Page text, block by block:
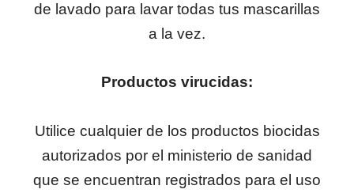
de lavado para lavar todas tus mascarillas
a la vez.
Productos virucidas:
Utilice cualquier de los productos biocidas
autorizados por el ministerio de sanidad
que se encuentran registrados para el uso